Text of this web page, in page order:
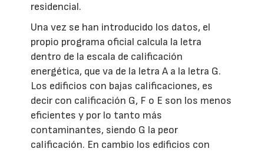
residencial.
Una vez se han introducido los datos, el
propio programa oficial calcula la letra
dentro de la escala de calificación
energética, que va de la letra A a la letra G.
Los edificios con bajas calificaciones, es
decir con calificación G, F o E son los menos
eficientes y por lo tanto más
contaminantes, siendo G la peor
calificación. En cambio los edificios con